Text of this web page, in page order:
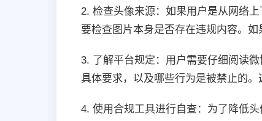
2. 检查头像来源：如果用户是从网络
要检查图片本身是否存在违规内容。
3. 了解平台规定：用户需要仔细阅读
具体要求，以及哪些行为是被禁止的
4. 使用合规工具进行自查：为了降低